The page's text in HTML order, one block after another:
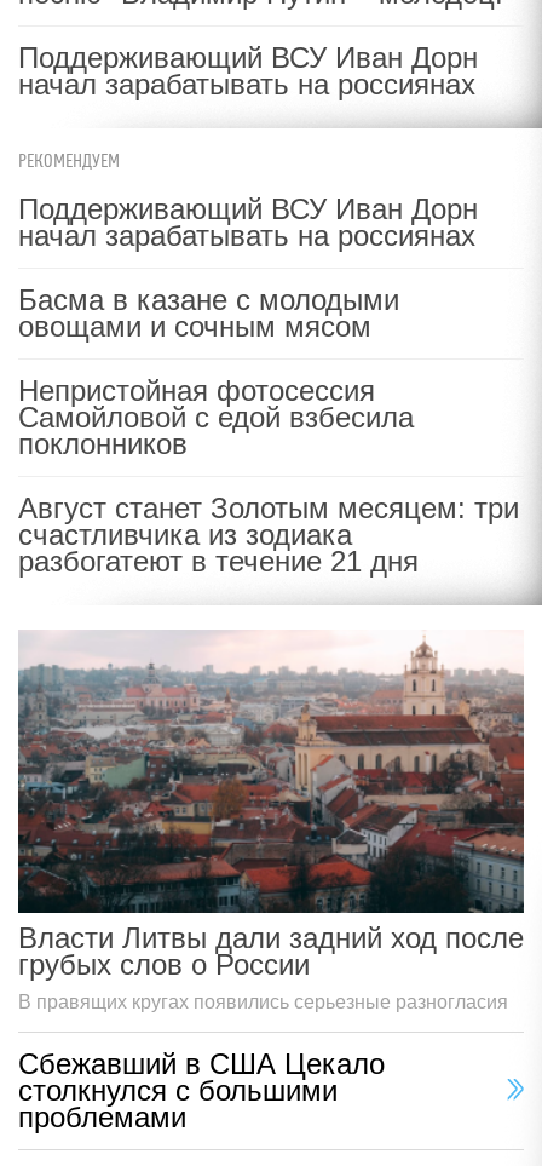
Поддерживающий ВСУ Иван Дорн
начал зарабатывать на россиянах
РЕКОМЕНДУЕМ
Поддерживающий ВСУ Иван Дорн
начал зарабатывать на россиянах
Басма в казане с молодыми
овощами и сочным мясом
Непристойная фотосессия
Самойловой с едой взбесила
поклонников
Август станет Золотым месяцем: три
счастливчика из зодиака
разбогатеют в течение 21 дня
Власти Литвы дали задний ход после
грубых слов о России
В правящих кругах появились серьезные разногласия
Сбежавший в США Цекало
столкнулся с большими
проблемами